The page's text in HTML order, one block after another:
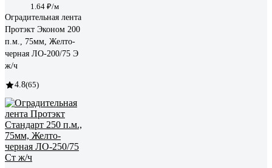
1.64 ₽/м
Оградительная лента
Протэкт Эконом 200
п.м., 75мм, Желто-
черная ЛО-200/75 Э
ж/ч
4.8(65)